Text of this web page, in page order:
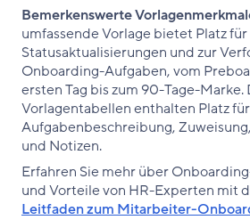
Bemerkenswerte
umfassende Vorlage bietet Platz für
Statusaktualisierungen und zur
Onboarding-Aufgaben, vom
ersten Tag bis zum 90-Tage-Marke.
Vorlagentabellen enthalten Platz
Aufgabenbeschreibung,
und Notizen.
Erfahren Sie mehr über
und Vorteile von HR-Experten mit
Leitfaden zum Mitarbeiter-